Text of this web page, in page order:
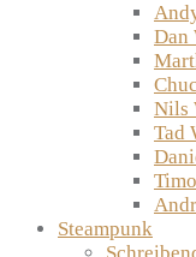
Dan
Nils
Tad
Steampunk